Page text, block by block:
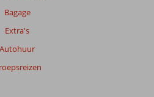
Bagage
Extra's
Autohuur